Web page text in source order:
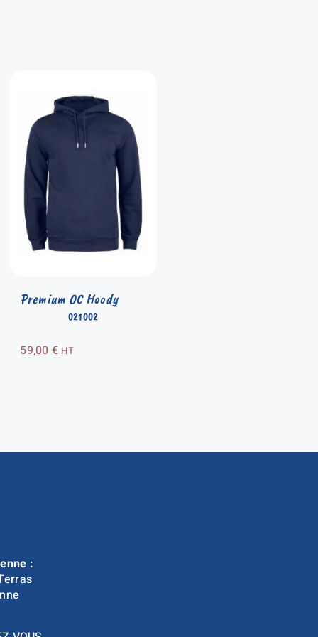
021002
Premium OC Hoody
59,00 € HT
: